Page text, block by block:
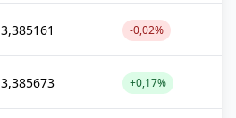
3,385161 -0,02%
3,385673 +0,17%